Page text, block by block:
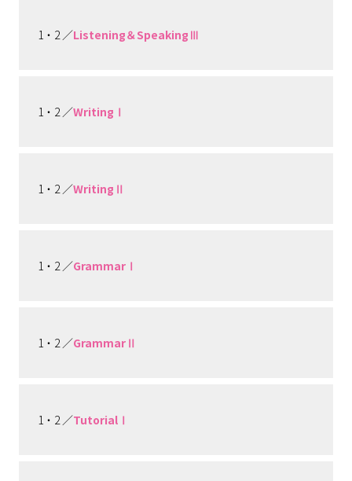
1・2 ／Listening＆SpeakingⅢ
1・2 ／WritingⅠ
1・2 ／WritingⅡ
1・2 ／GrammarⅠ
1・2 ／GrammarⅡ
1・2 ／TutorialⅠ